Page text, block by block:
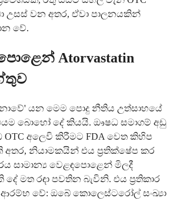
උසස් වන අතර, ඒවා පාලනයකින්
වේ.
Atorvastatin
යන මෙම පොදු නීතිය උත්සාහයේ
බොහෝ දේ කියයි. ඖෂධ සමාගම් අඩු
OTC අලෙවි කිරීමට FDA වෙත කිහිප
නියාමකයින් එය ප්‍රතික්ෂේප කර
සාමාන්‍ය වෙළඳපොළෙන් මිලදී
මත රඳා පවතින බැවිනි. එය ප්‍රතිකාර
වේ: ඔබේ කොලෙස්ටරෝල් සංඛ්‍යා